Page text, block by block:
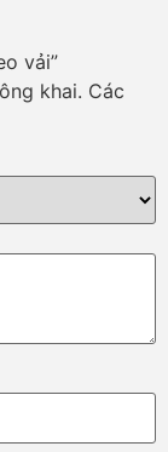
vải”
khai. Các